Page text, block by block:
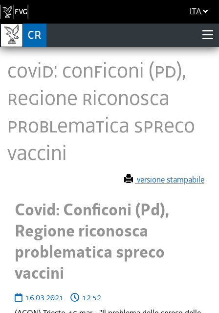
ITA
Covid: Conficoni (Pd),
Regione riconosca
problematica spreco
vaccini
versione stampabile
Covid: Conficoni (Pd),
Regione riconosca
problematica spreco
vaccini
16.03.2021
12:52